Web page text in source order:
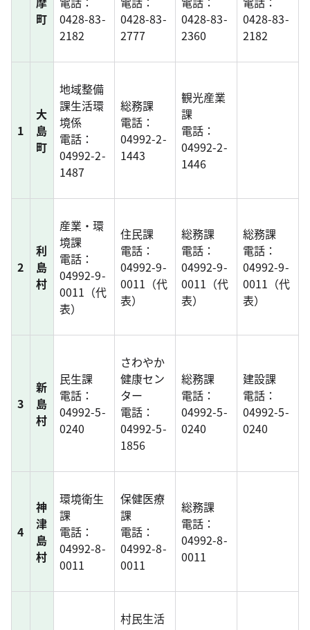
町
0428-83-
2182
0428-83-
2777
0428-83-
2360
0428-83-
2182
1
大
島
町
地域整備
課生活環
境係
電話：
04992-2-
1487
総務課
電話：
04992-2-
1443
観光産業
課
電話：
04992-2-
1446
2
利
島
村
産業・環
境課
電話：
04992-9-
0011（代
表）
住民課
電話：
04992-9-
0011（代
表）
総務課
電話：
04992-9-
0011（代
表）
総務課
電話：
04992-9-
0011（代
表）
3
新
島
村
民生課
電話：
04992-5-
0240
さわやか
健康セン
ター
電話：
04992-5-
1856
総務課
電話：
04992-5-
0240
建設課
電話：
04992-5-
0240
4
神
津
島
村
環境衛生
課
電話：
04992-8-
0011
保健医療
課
電話：
04992-8-
0011
総務課
電話：
04992-8-
0011
村民生活